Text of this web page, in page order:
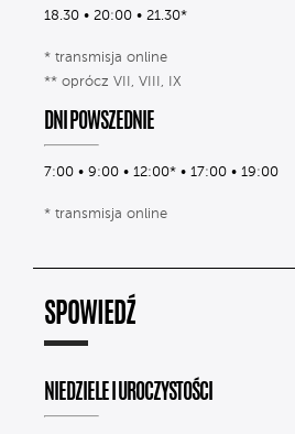
18.30 • 20:00 • 21.30*
* transmisja online
** oprócz VII, VIII, IX
DNI POWSZEDNIE
7:00 • 9:00 • 12:00* • 17:00 • 19:00
* transmisja online
SPOWIEDŹ
NIEDZIELE I UROCZYSTOŚCI